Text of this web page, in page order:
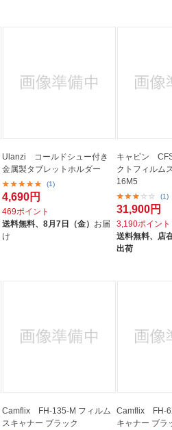
Ulanzi コールドシュー付き
金属製タブレットホルダー
(1)
4,690円
469ポイント
送料無料、8月7日（金） お届
け
キャビン
クトフィルム
16M5
(1)
31,900円
3,190ポイント
送料無料、 店
出荷
Camflix FH-135-M フィルム
スキャナー ブラック
Camflix FH-
キャナー ブラ